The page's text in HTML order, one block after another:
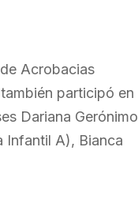
Acrobacias
participó en
Dariana Gerónimo
Infantil A), Bianca